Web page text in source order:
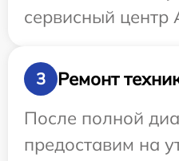
сервисный центр
3
Ремонт
После полной
предоставим на